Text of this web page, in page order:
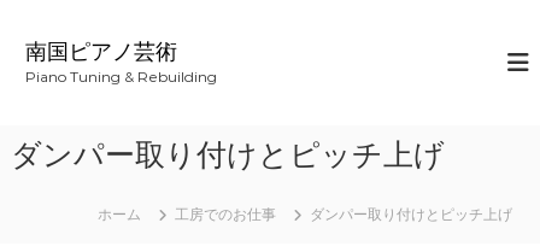
ス
南国ピアノ芸術
Piano Tuning & Rebuilding
ダンパー取り付けとピッチ上げ
ホーム 工房でのお仕事 ダンパー取り付けとピッチ上げ